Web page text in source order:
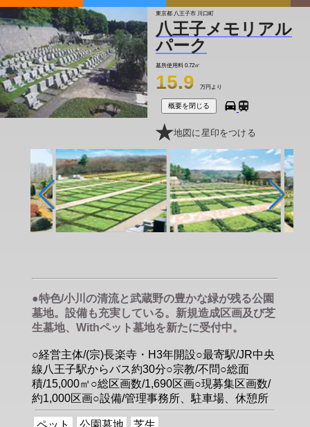
東京都 八王子市 川口町
八王子メモリアル
パーク
墓所使用料 0.72㎡
15.9 万円より
概要を閉じる
地図に星印をつける
●特色/小川の清流と武蔵野の豊かな緑が残る公園
墓地。設備も充実している。新規造成区画及び芝
生墓地、Withペット墓地を新たに受付中。
○経営主体/(宗)長楽寺・H3年開設○最寄駅/JR中央
線八王子駅からバス約30分○宗教/不問○総面
積/15,000㎡○総区画数/1,690区画○現募集区画数/
約1,000区画○設備/管理事務所、駐車場、休憩所
ペット 公園墓地 芝生